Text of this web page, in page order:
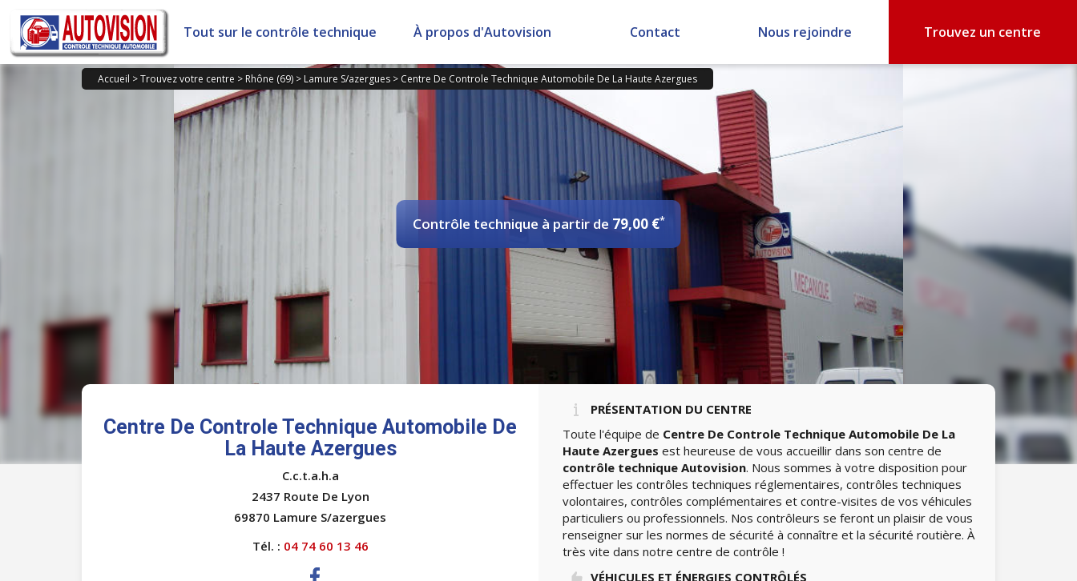
Panneau de gestion des cookies
Tout sur le contrôle technique À propos d'Autovision Contact Nous rejoindre Trouvez un centre
Accueil >Trouvez votre centre > Rhône (69) > Lamure S/azergues > Centre De Controle Technique Automobile De La Haute Azergues
Contrôle technique à partir de 79,00 €*
Centre De Controle Technique Automobile De
La Haute Azergues
C.c.t.a.h.a
2437 Route De Lyon
69870 Lamure S/azergues
Tél. : 04 74 60 13 46
PRÉSENTATION DU CENTRE
Toute l'équipe de Centre De Controle Technique Automobile De La
Haute Azergues est heureuse de vous accueillir dans son centre de
contrôle technique Autovision. Nous sommes à votre disposition pour
effectuer les contrôles techniques réglementaires, contrôles techniques
volontaires, contrôles complémentaires et contre-visites de vos véhicules
particuliers ou professionnels. Nos contrôleurs se feront un plaisir de vous
renseigner sur les normes de sécurité à connaître et la sécurité routière. À
très vite dans notre centre de contrôle !
VÉHICULES ET ÉNERGIES CONTRÔLÉS